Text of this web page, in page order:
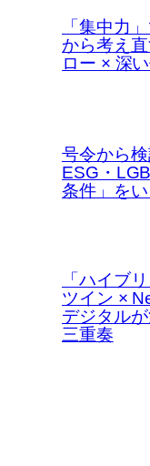
「集中力
から考え
ロー × 深
号令から
ESG・
条件」を
「ハイブ
ツイン ×
デジタル
三重奏